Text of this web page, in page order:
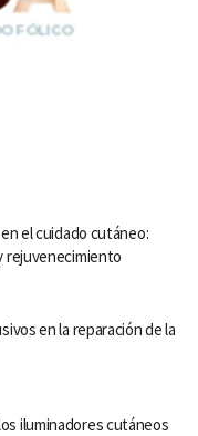
el cuidado cutáneo:
rejuvenecimiento
en la reparación de la
iluminadores cutáneos